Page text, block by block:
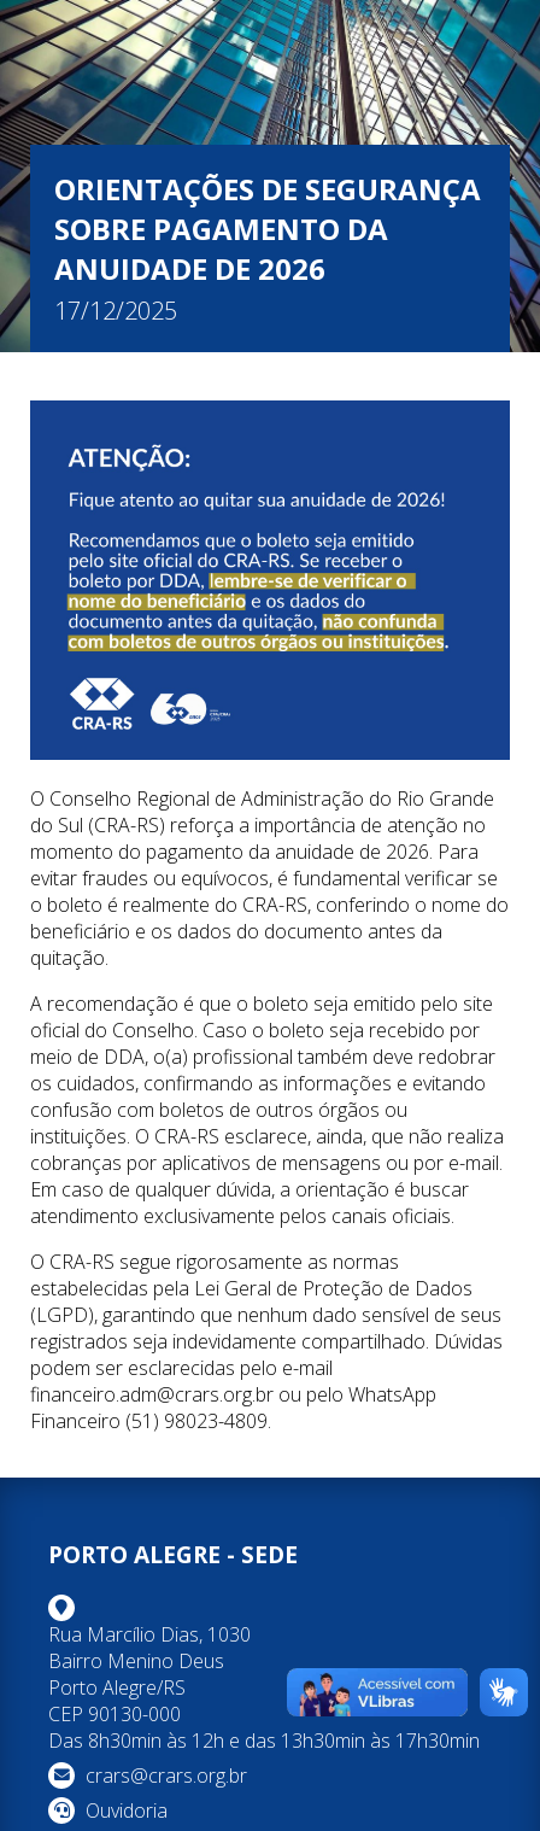
ORIENTAÇÕES DE SEGURANÇA
SOBRE PAGAMENTO DA
ANUIDADE DE 2026
17/12/2025
O Conselho Regional de Administração do Rio Grande
do Sul (CRA-RS) reforça a importância de atenção no
momento do pagamento da anuidade de 2026. Para
evitar fraudes ou equívocos, é fundamental verificar se
o boleto é realmente do CRA-RS, conferindo o nome do
beneficiário e os dados do documento antes da
quitação.
A recomendação é que o boleto seja emitido pelo site
oficial do Conselho. Caso o boleto seja recebido por
meio de DDA, o(a) profissional também deve redobrar
os cuidados, confirmando as informações e evitando
confusão com boletos de outros órgãos ou
instituições. O CRA-RS esclarece, ainda, que não realiza
cobranças por aplicativos de mensagens ou por e-mail.
Em caso de qualquer dúvida, a orientação é buscar
atendimento exclusivamente pelos canais oficiais.
O CRA-RS segue rigorosamente as normas
estabelecidas pela Lei Geral de Proteção de Dados
(LGPD), garantindo que nenhum dado sensível de seus
registrados seja indevidamente compartilhado. Dúvidas
podem ser esclarecidas pelo e-mail
financeiro.adm@crars.org.br ou pelo WhatsApp
Financeiro (51) 98023-4809.
PORTO ALEGRE - SEDE
Rua Marcílio Dias, 1030
Bairro Menino Deus
Porto Alegre/RS
CEP 90130-000
Das 8h30min às 12h e das 13h30min às 17h30min
crars@crars.org.br
Ouvidoria